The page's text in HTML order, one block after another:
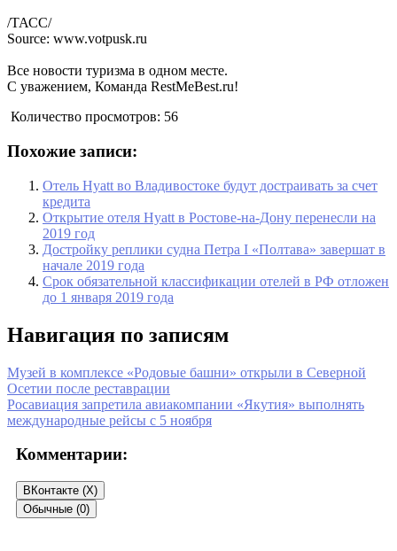
/ТАСС/
Source: www.votpusk.ru
Все новости туризма в одном месте.
С уважением, Команда RestMeBest.ru!
Количество просмотров: 56
Похожие записи:
Отель Hyatt во Владивостоке будут достраивать за счет
кредита
Открытие отеля Hyatt в Ростове-на-Дону перенесли на
2019 год
Достройку реплики судна Петра I «Полтава» завершат в
начале 2019 года
Срок обязательной классификации отелей в РФ отложен
до 1 января 2019 года
Навигация по записям
Музей в комплексе «Родовые башни» открыли в Северной
Осетии после реставрации
Росавиация запретила авиакомпании «Якутия» выполнять
международные рейсы с 5 ноября
Комментарии:
ВКонтакте (X)
Обычные (0)